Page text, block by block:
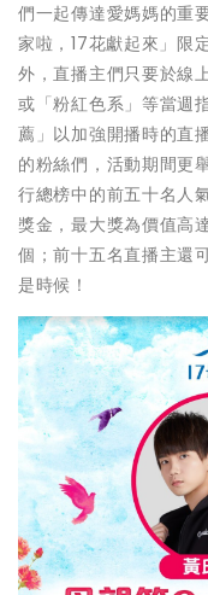
們一起傳達愛媽媽的重
家啦，17花獻起來」限
外，直播主們只要於線
或「粉紅色系」等當週
薦」 以加強開播時的直
的粉絲們，活動期間更
行總榜中的前五十名人
獎金，最大獎為價值高
個；前十五名直播主還
是時候！